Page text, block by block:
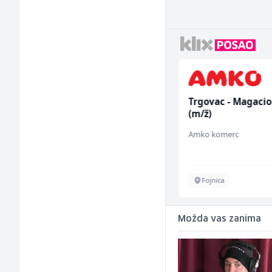
Trgovac -
(m/ž)
Amko komerc
Fojnica
Možda vas zanima